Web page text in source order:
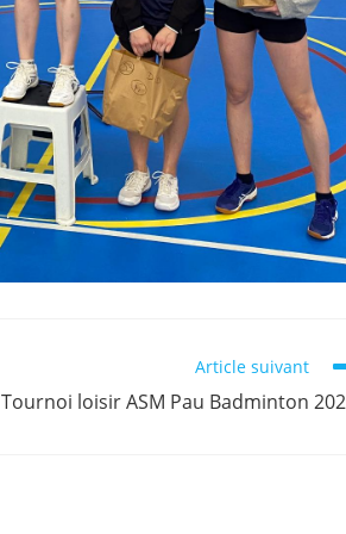
Article suivant
Tournoi loisir ASM Pau Badminton